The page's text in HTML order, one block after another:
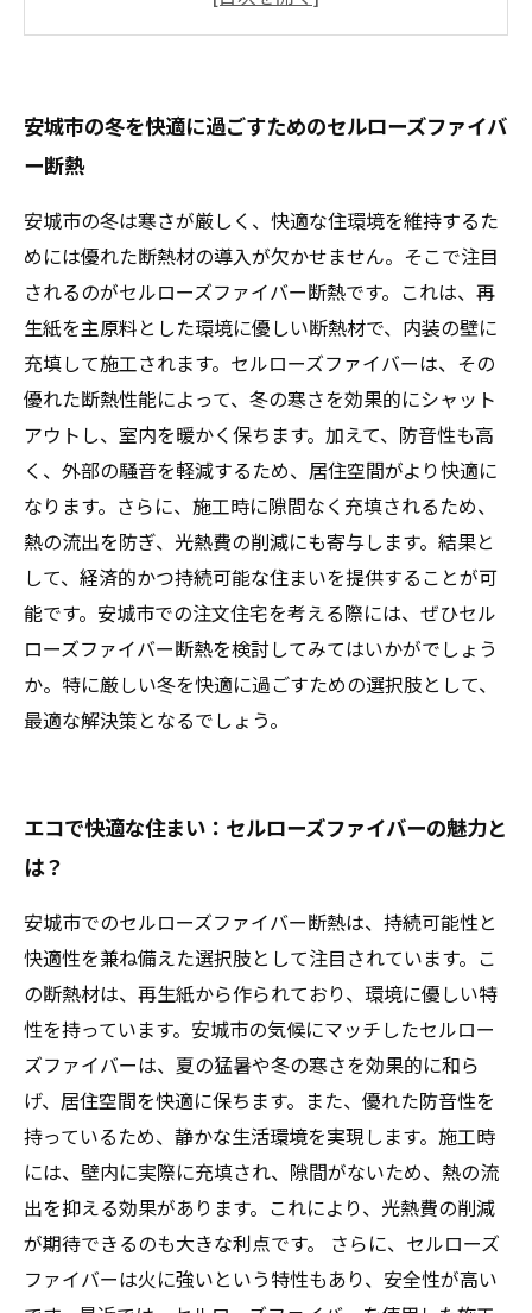
夏の暑さを乗り切る！セルローズファイバーの
イバー断熱
光熱費削減と快適性を両立：セルローズファイ
バーのメリット
持続可能な未来を見据えた断熱材選び：セルロ
ーズファイバーの優位性
安城市の冬を快適に過ごすためのセルローズファイバ
ー断熱
安城市の冬は寒さが厳しく、快適な住環境を維持するた
めには優れた断熱材の導入が欠かせません。そこで注目
されるのがセルローズファイバー断熱です。これは、再
生紙を主原料とした環境に優しい断熱材で、内装の壁に
充填して施工されます。セルローズファイバーは、その
優れた断熱性能によって、冬の寒さを効果的にシャット
アウトし、室内を暖かく保ちます。加えて、防音性も高
く、外部の騒音を軽減するため、居住空間がより快適に
なります。さらに、施工時に隙間なく充填されるため、
熱の流出を防ぎ、光熱費の削減にも寄与します。結果と
して、経済的かつ持続可能な住まいを提供することが可
能です。安城市での注文住宅を考える際には、ぜひセル
ローズファイバー断熱を検討してみてはいかがでしょう
か。特に厳しい冬を快適に過ごすための選択肢として、
最適な解決策となるでしょう。
エコで快適な住まい：セルローズファイバーの魅力と
は？
安城市でのセルローズファイバー断熱は、持続可能性と
快適性を兼ね備えた選択肢として注目されています。こ
の断熱材は、再生紙から作られており、環境に優しい特
性を持っています。安城市の気候にマッチしたセルロー
ズファイバーは、夏の猛暑や冬の寒さを効果的に和ら
げ、居住空間を快適に保ちます。また、優れた防音性を
持っているため、静かな生活環境を実現します。施工時
には、壁内に実際に充填され、隙間がないため、熱の流
出を抑える効果があります。これにより、光熱費の削減
が期待できるのも大きな利点です。 さらに、セルローズ
ファイバーは火に強いという特性もあり、安全性が高い